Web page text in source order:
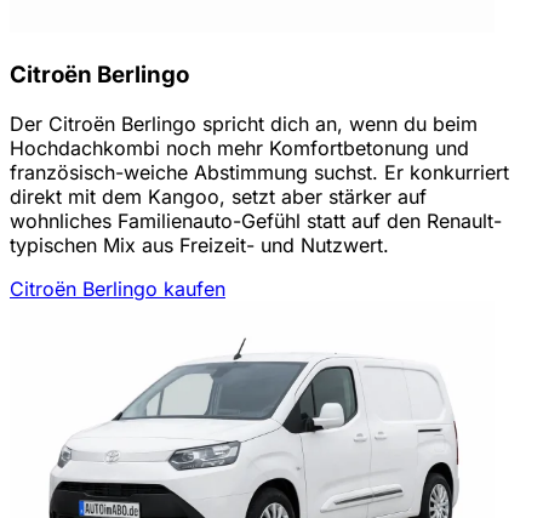
Citroën Berlingo
Der Citroën Berlingo spricht dich an, wenn du beim
Hochdachkombi noch mehr Komfortbetonung und
französisch-weiche Abstimmung suchst. Er konkurriert
direkt mit dem Kangoo, setzt aber stärker auf
wohnliches Familienauto-Gefühl statt auf den Renault-
typischen Mix aus Freizeit- und Nutzwert.
Citroën Berlingo kaufen